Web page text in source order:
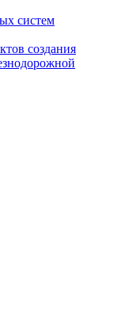
систем
создания